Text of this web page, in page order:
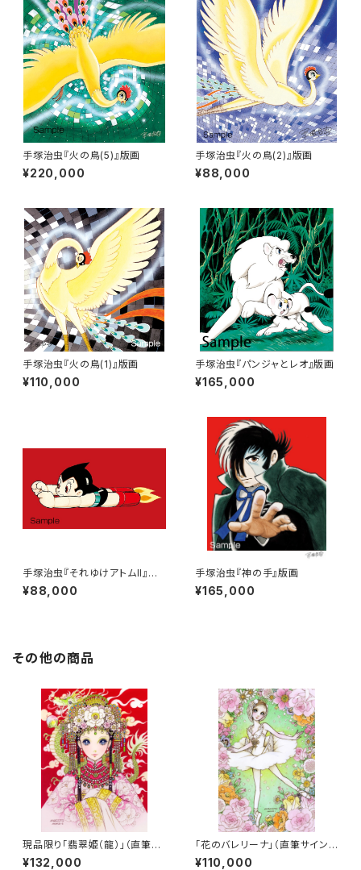
手塚治虫『火の鳥(5)』版画
¥220,000
手塚治虫『火の鳥(2)』版画
¥88,000
手塚治虫『火の鳥(1)』版画
¥110,000
手塚治虫『パンジャとレオ』版画
¥165,000
手塚治虫『それゆけアトムII』版
画
¥88,000
手塚治虫『神の手』版画
¥165,000
その他の商品
現品限り「翡翠姫（龍）」（直筆サ
イン入り）
¥132,000
「花のバレリーナ」（直筆サイン
入り）
¥110,000